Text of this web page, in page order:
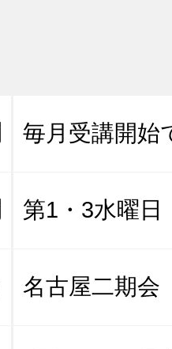
毎月受講開始
第1・3水曜
名古屋二